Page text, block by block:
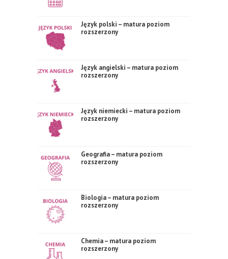
Język polski – matura poziom
rozszerzony
Język angielski – matura poziom
rozszerzony
Język niemiecki – matura poziom
rozszerzony
Geografia – matura poziom
rozszerzony
Biologia – matura poziom
rozszerzony
Chemia – matura poziom
rozszerzony